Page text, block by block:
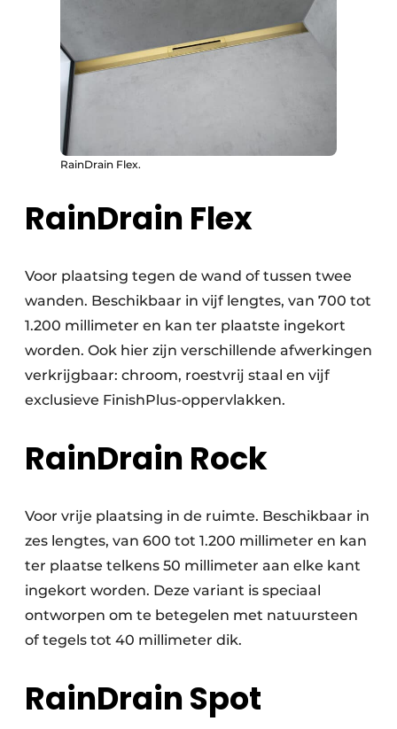
RainDrain Flex.
RainDrain Flex
Voor plaatsing tegen de wand of tussen twee
wanden. Beschikbaar in vijf lengtes, van 700 tot
1.200 millimeter en kan ter plaatste ingekort
worden. Ook hier zijn verschillende afwerkingen
verkrijgbaar: chroom, roestvrij staal en vijf
exclusieve FinishPlus-oppervlakken.
RainDrain Rock
Voor vrije plaatsing in de ruimte. Beschikbaar in
zes lengtes, van 600 tot 1.200 millimeter en kan
ter plaatse telkens 50 millimeter aan elke kant
ingekort worden. Deze variant is speciaal
ontworpen om te betegelen met natuursteen
of tegels tot 40 millimeter dik.
RainDrain Spot